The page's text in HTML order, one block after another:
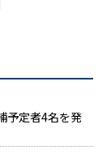
予定者4名を発